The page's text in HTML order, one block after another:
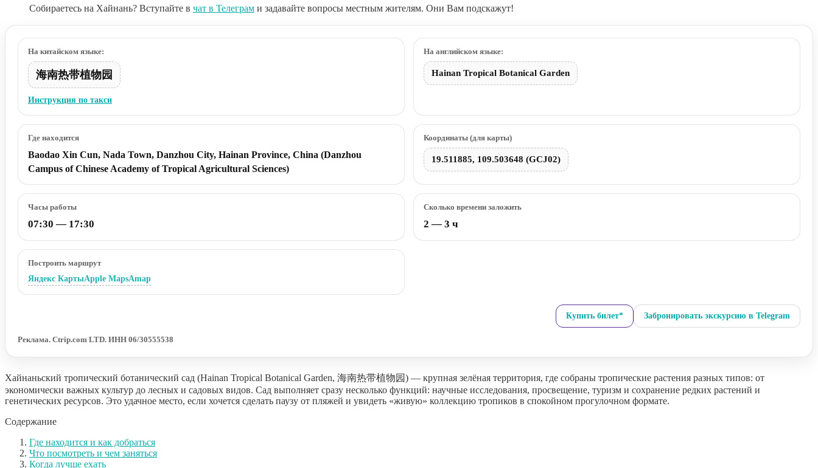
Собираетесь на Хайнань? Вступайте в чат в Телеграм и задавайте вопросы местным жителям. Они Вам подскажут!
На китайском языке:
海南热带植物园
Инструкция по такси
На английском языке:
Hainan Tropical Botanical Garden
Где находится
Baodao Xin Cun, Nada Town, Danzhou City, Hainan Province, China (Danzhou
Campus of Chinese Academy of Tropical Agricultural Sciences)
Координаты (для карты)
19.511885, 109.503648 (GCJ02)
Часы работы
07:30 — 17:30
Сколько времени заложить
2 — 3 ч
Построить маршрут
Яндекс КартыApple MapsAmap
Купить билет* Забронировать экскурсию в Telegram
Реклама. Ctrip.com LTD. ИНН 06/30555538
Хайнаньский тропический ботанический сад (Hainan Tropical Botanical Garden, 海南热带植物园) — крупная зелёная территория, где собраны тропические растения разных типов: от
экономически важных культур до лесных и садовых видов. Сад выполняет сразу несколько функций: научные исследования, просвещение, туризм и сохранение редких растений и
генетических ресурсов. Это удачное место, если хочется сделать паузу от пляжей и увидеть «живую» коллекцию тропиков в спокойном прогулочном формате.
Содержание
Где находится и как добраться
Что посмотреть и чем заняться
Когда лучше ехать